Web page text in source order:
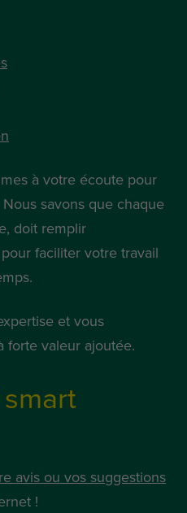
à votre écoute pour
savons que chaque
doit remplir
faciliter votre travail
et vous
forte valeur ajoutée.
avis ou vos suggestions
!